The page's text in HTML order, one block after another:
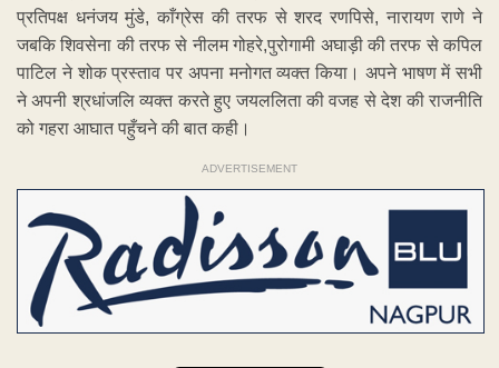
प्रतिपक्ष धनंजय मुंडे, काँग्रेस की तरफ से शरद रणपिसे, नारायण राणे ने
जबकि शिवसेना की तरफ से नीलम गोहरे,पुरोगामी अघाड़ी की तरफ से कपिल
पाटिल ने शोक प्रस्ताव पर अपना मनोगत व्यक्त किया। अपने भाषण में सभी
ने अपनी श्रधांजलि व्यक्त करते हुए जयललिता की वजह से देश की राजनीति
को गहरा आघात पहुँचने की बात कही।
ADVERTISEMENT